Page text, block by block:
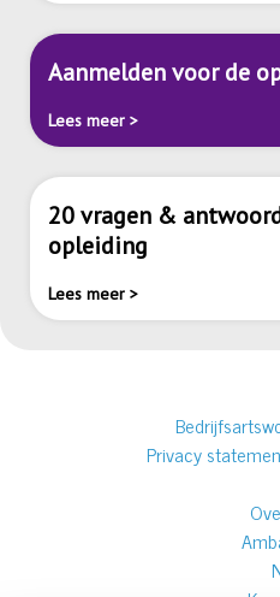
Aanmelden voor de
Lees meer >
20 vragen &
opleiding
Lees meer >
Privacy